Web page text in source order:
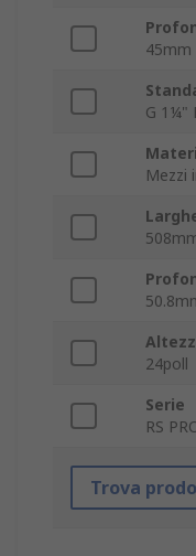
45mm
G 1¼"
Mezzi
24poll
Serie
RS
Trova